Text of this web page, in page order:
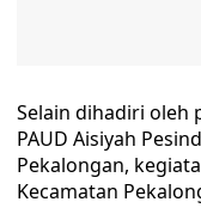
Selain dihadiri oleh
PAUD Aisiyah
Pekalongan,
Kecamatan